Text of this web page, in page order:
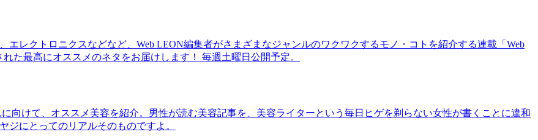
レクトロニクスなどなど、Web LEON編集者がさまざまなジャンルのワクワクするモノ・コトを紹介する連載「Web
た最高にオススメのネタをお届けします！ 毎週土曜日公開予定。
向けて、オススメ美容を紹介。男性が読む美容記事を、美容ライターという毎日ヒゲを剃らない女性が書くことに違和
ジにとってのリアルそのものですよ。